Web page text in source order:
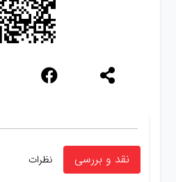
نقد و بررسی نظرات